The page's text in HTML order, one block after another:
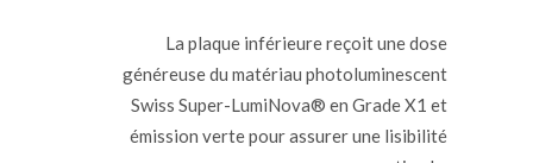
La plaque inférieure reçoit une dose
généreuse du matériau photoluminescent
Swiss Super-LumiNova® en Grade X1 et
émission verte pour assurer une lisibilité